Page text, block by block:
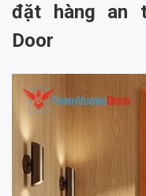
đặt hàng an
Door